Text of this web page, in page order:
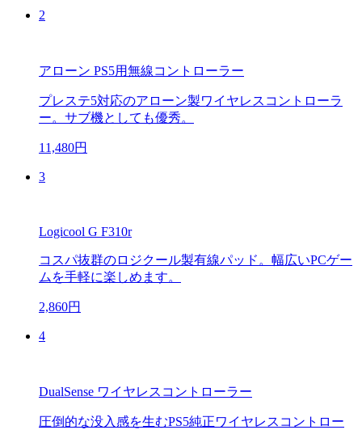
2
アローン PS5用無線コントローラー
プレステ5対応のアローン製ワイヤレスコントローラ
ー。サブ機としても優秀。
11,480円
3
Logicool G F310r
コスパ抜群のロジクール製有線パッド。幅広いPCゲー
ムを手軽に楽しめます。
2,860円
4
DualSense ワイヤレスコントローラー
圧倒的な没入感を生むPS5純正ワイヤレスコントロー